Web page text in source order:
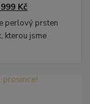
Kč
perlový prsten
kterou jsme